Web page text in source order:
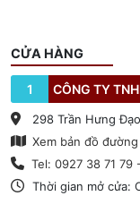
CỬA HÀNG
1 CÔNG TY
298 Trần Hưng
Xem bản đồ
Tel: 0927 38 71 79
Thời gian mở cửa: